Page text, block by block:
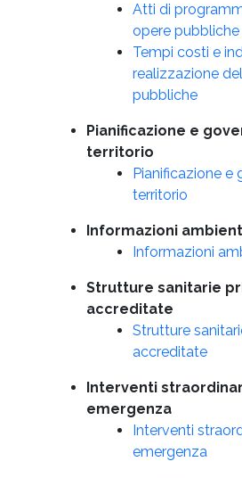
Atti di
opere pubbliche
Tempi costi e
realizzazione
pubbliche
Pianificazione e
territorio
Pianificazione e
territorio
Informazioni
Informazioni
Strutture sanitarie
accreditate
Strutture
accreditate
Interventi
emergenza
Interventi
emergenza